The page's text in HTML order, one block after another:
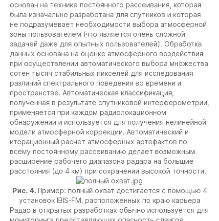
основан на технике постоянного рассеивания, которая
была изначально разработана для спутников и которая
не подразумевает необходимости выбора атмосферной
зоны пользователем (что является очень сложной
задачей даже для опытных пользователей). Обработка
данных основана на оценке атмосферного воздействия
при осуществлении автоматического выбора множества
сотен тысяч стабильных пикселей для исследования
различий спектрального поведения во времени и
пространстве. Автоматическая классификация,
полученная в результате спутниковой интерферометрии,
применяется при каждом радиолокационном
обнаружении и используется для получения нелинейной
модели атмосферной коррекции. Автоматический и
итерационный расчет атмосферных артефактов по
всему постоянному рассеиванию делает возможным
расширение рабочего диапазона радара на большие
расстояния (до 4 км) при сохранении высокой точности.
Рис. 4. Пример: полный охват достигается с помощью 4
установок IBIS-FM, расположенных по краю карьера
Радар в открытых разработках обычно используется для